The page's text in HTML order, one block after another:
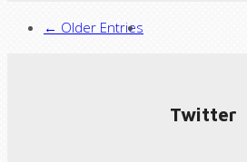
← Older Entries
Twitter